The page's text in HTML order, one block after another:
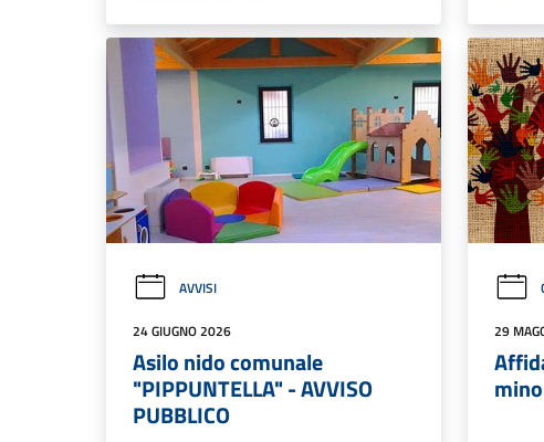
AVVISI
24 GIUGNO 2026
Asilo nido comunale
"PIPPUNTELLA" - AVVISO
PUBBLICO
29